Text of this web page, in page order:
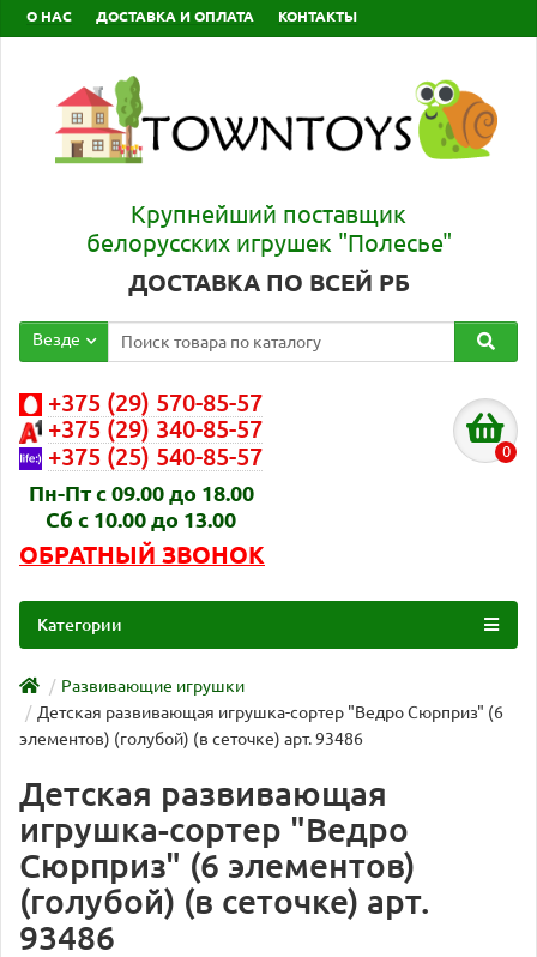
О НАС ДОСТАВКА И ОПЛАТА КОНТАКТЫ
Крупнейший поставщик
белорусских игрушек "Полесье"
ДОСТАВКА ПО ВСЕЙ РБ
Везде
+375 (29) 570-85-57
+375 (29) 340-85-57
+375 (25) 540-85-57
Пн-Пт с 09.00 до 18.00
Сб с 10.00 до 13.00
ОБРАТНЫЙ ЗВОНОК
0
Категории
Развивающие игрушки
Детская развивающая игрушка-сортер "Ведро Сюрприз" (6
элементов) (голубой) (в сеточке) арт. 93486
Детская развивающая
игрушка-сортер "Ведро
Сюрприз" (6 элементов)
(голубой) (в сеточке) арт.
93486